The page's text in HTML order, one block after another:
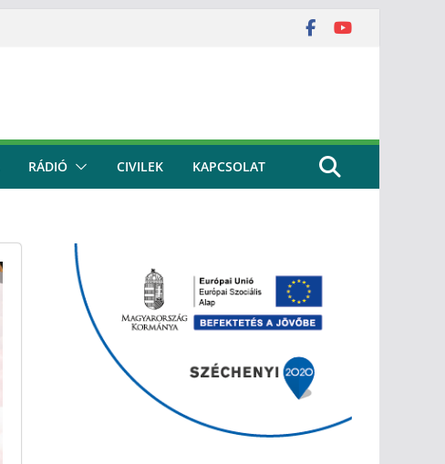
RÁDIÓ CIVILEK KAPCSOLAT